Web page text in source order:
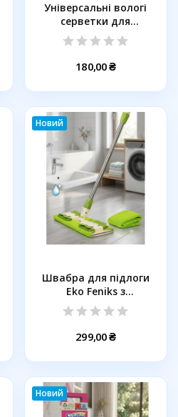
Універсальні вологі
серветки для
прибирання...
180,00 ₴
Новий
Швабра для підлоги
Eko Feniks з
телескопічною...
299,00 ₴
Новий